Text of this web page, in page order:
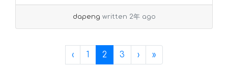
dapeng written 2年 ago
Page navigation
‹ Page
1 Current Page
2 Page
3 › »